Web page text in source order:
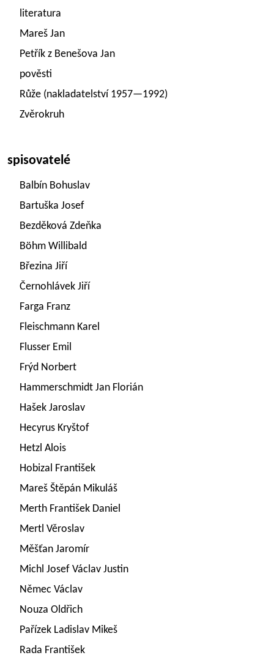
literatura
Mareš Jan
Petřík z Benešova Jan
pověsti
Růže (nakladatelství 1957—1992)
Zvěrokruh
spisovatelé
Balbín Bohuslav
Bartuška Josef
Bezděková Zdeňka
Böhm Willibald
Březina Jiří
Černohlávek Jiří
Farga Franz
Fleischmann Karel
Flusser Emil
Frýd Norbert
Hammerschmidt Jan Florián
Hašek Jaroslav
Hecyrus Kryštof
Hetzl Alois
Hobizal František
Mareš Štěpán Mikuláš
Merth František Daniel
Mertl Věroslav
Měšťan Jaromír
Michl Josef Václav Justin
Němec Václav
Nouza Oldřich
Pařízek Ladislav Mikeš
Rada František